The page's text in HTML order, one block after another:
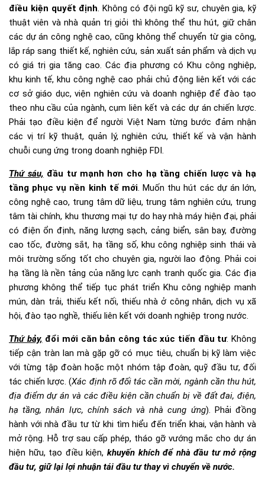
điều kiện quyết định. Không có đội ngũ kỹ sư, chuyên gia, kỹ
thuật viên và nhà quản trị giỏi thì không thể thu hút, giữ chân
các dự án công nghệ cao, cũng không thể chuyển từ gia công,
lắp ráp sang thiết kế, nghiên cứu, sản xuất sản phẩm và dịch vụ
có giá trị gia tăng cao. Các địa phương có Khu công nghiệp,
khu kinh tế, khu công nghệ cao phải chủ động liên kết với các
cơ sở giáo dục, viện nghiên cứu và doanh nghiệp để đào tạo
theo nhu cầu của ngành, cụm liên kết và các dự án chiến lược.
Phải tạo điều kiện để người Việt Nam từng bước đảm nhận
các vị trí kỹ thuật, quản lý, nghiên cứu, thiết kế và vận hành
chuỗi cung ứng trong doanh nghiệp FDI.
Thứ sáu, đầu tư mạnh hơn cho hạ tầng chiến lược và hạ
tầng phục vụ nền kinh tế mới. Muốn thu hút các dự án lớn,
công nghệ cao, trung tâm dữ liệu, trung tâm nghiên cứu, trung
tâm tài chính, khu thương mại tự do hay nhà máy hiện đại, phải
có điện ổn định, năng lượng sạch, cảng biển, sân bay, đường
cao tốc, đường sắt, hạ tầng số, khu công nghiệp sinh thái và
môi trường sống tốt cho chuyên gia, người lao động. Phải coi
hạ tầng là nền tảng của năng lực cạnh tranh quốc gia. Các địa
phương không thể tiếp tục phát triển Khu công nghiệp manh
mún, dàn trải, thiếu kết nối, thiếu nhà ở công nhân, dịch vụ xã
hội, đào tạo nghề, thiếu liên kết với doanh nghiệp trong nước.
Thứ bảy, đổi mới căn bản công tác xúc tiến đầu tư. Không
tiếp cận tràn lan mà gặp gỡ có mục tiêu, chuẩn bị kỹ làm việc
với từng tập đoàn hoặc một nhóm tập đoàn, quỹ đầu tư, đối
tác chiến lược. (Xác định rõ đối tác cần mời, ngành cần thu hút,
địa điểm dự án và các điều kiện cần chuẩn bị về đất đai, điện,
hạ tầng, nhân lực, chính sách và nhà cung ứng). Phải đồng
hành với nhà đầu tư từ khi tìm hiểu đến triển khai, vận hành và
mở rộng. Hỗ trợ sau cấp phép, tháo gỡ vướng mắc cho dự án
hiện hữu, tạo điều kiện, khuyến khích để nhà đầu tư mở rộng
đầu tư, giữ lại lợi nhuận tái đầu tư thay vì chuyển về nước.